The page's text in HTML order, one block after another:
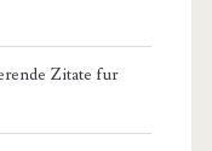
Zitate fur